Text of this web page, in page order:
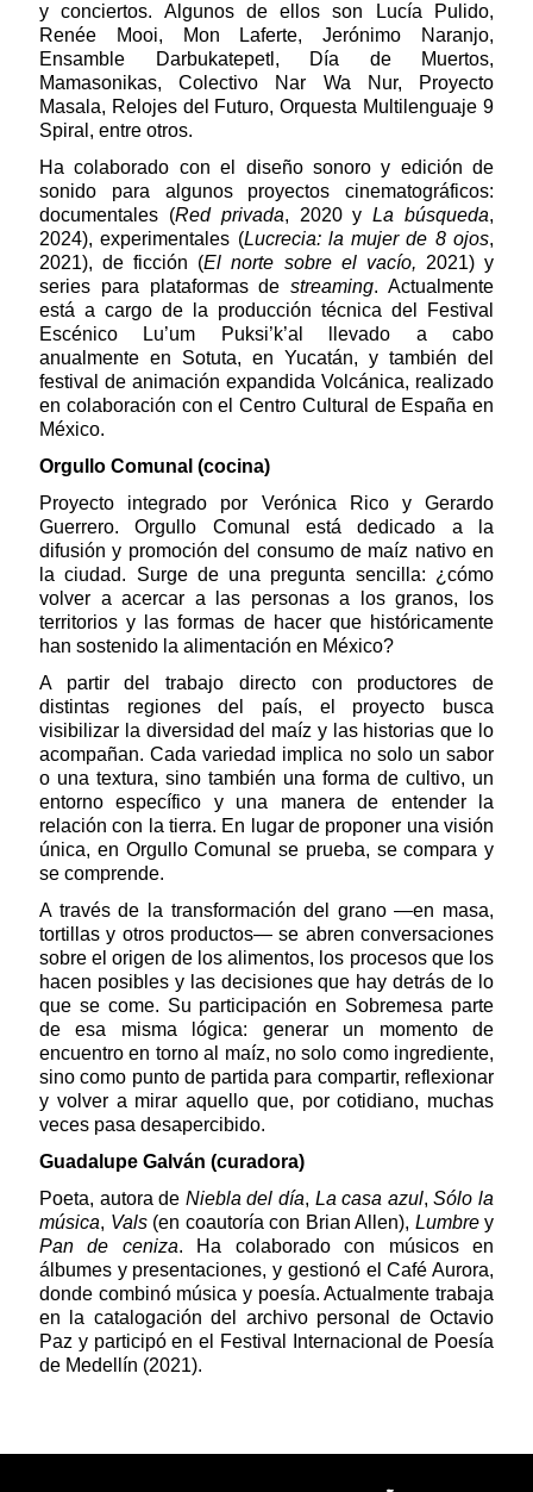
y conciertos. Algunos de ellos son Lucía Pulido,
Renée Mooi, Mon Laferte, Jerónimo Naranjo,
Ensamble Darbukatepetl, Día de Muertos,
Mamasonikas, Colectivo Nar Wa Nur, Proyecto
Masala, Relojes del Futuro, Orquesta Multilenguaje 9
Spiral, entre otros.
Ha colaborado con el diseño sonoro y edición de
sonido para algunos proyectos cinematográficos:
documentales (Red privada, 2020 yLa búsqueda,
2024), experimentales (Lucrecia: la mujer de 8 ojos,
2021), de ficción (El norte sobre el vacío, 2021) y
series para plataformas destreaming. Actualmente
está a cargo de la producción técnica del Festival
Escénico Lu’um Puksi’k’al llevado a cabo
anualmente en Sotuta, en Yucatán, y también del
festival de animación expandida Volcánica, realizado
en colaboración con el Centro Cultural de España en
México.
Orgullo Comunal (cocina)
Proyecto integrado por Verónica Rico y Gerardo
Guerrero. Orgullo Comunal está dedicado a la
difusión y promoción del consumo de maíz nativo en
la ciudad. Surge de una pregunta sencilla: ¿cómo
volver a acercar a las personas a los granos, los
territorios y las formas de hacer que históricamente
han sostenido la alimentación en México?
A partir del trabajo directo con productores de
distintas regiones del país, el proyecto busca
visibilizar la diversidad del maíz y las historias que lo
acompañan. Cada variedad implica no solo un sabor
o una textura, sino también una forma de cultivo, un
entorno específico y una manera de entender la
relación con la tierra. En lugar de proponer una visión
única, en Orgullo Comunal se prueba, se compara y
se comprende.
A través de la transformación del grano —en masa,
tortillas y otros productos— se abren conversaciones
sobre el origen de los alimentos, los procesos que los
hacen posibles y las decisiones que hay detrás de lo
que se come. Su participación en Sobremesa parte
de esa misma lógica: generar un momento de
encuentro en torno al maíz, no solo como ingrediente,
sino como punto de partida para compartir, reflexionar
y volver a mirar aquello que, por cotidiano, muchas
veces pasa desapercibido.
Guadalupe Galván (curadora)
Poeta, autora de Niebla del día, La casa azul,Sólo la
música, Vals(en coautoría con Brian Allen), Lumbrey
Pan de ceniza. Ha colaborado con músicos en
álbumes y presentaciones, y gestionó el Café Aurora,
donde combinó música y poesía. Actualmente trabaja
en la catalogación del archivo personal de Octavio
Paz y participó en el Festival Internacional de Poesía
de Medellín (2021).